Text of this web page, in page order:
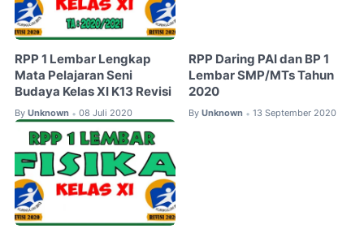
RPP 1 Lembar Lengkap
Mata Pelajaran Seni
Budaya Kelas XI K13 Revisi
By Unknown • 08 Juli 2020
RPP Daring PAI dan BP 1
Lembar SMP/MTs Tahun
2020
By Unknown • 13 September 2020